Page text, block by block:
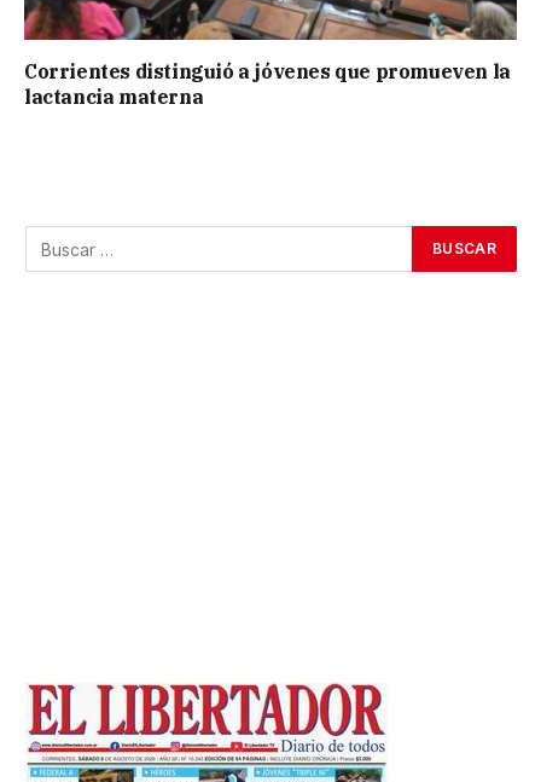
Corrientes distinguió a jóvenes que promueven la
lactancia materna